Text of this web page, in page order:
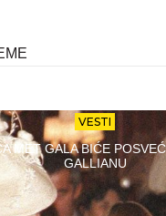
VESTI
MET GALA BIĆE
GALLIANU